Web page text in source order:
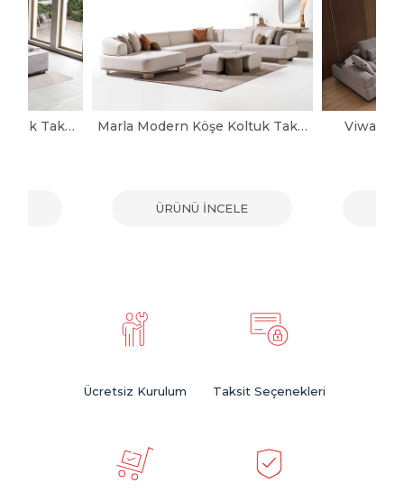
Noya Modern Köşe Koltuk Takımı Marla Modern Köşe Koltuk Takımı
ÜRÜNÜ İNCELE
Viwax
Ücretsiz Kurulum Taksit Seçenekleri